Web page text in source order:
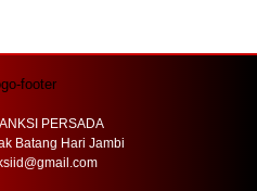
PERSADA
Batang Hari Jambi